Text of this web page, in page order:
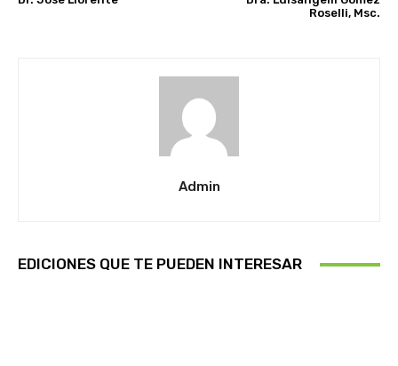
Roselli, Msc.
Admin
EDICIONES QUE TE PUEDEN INTERESAR